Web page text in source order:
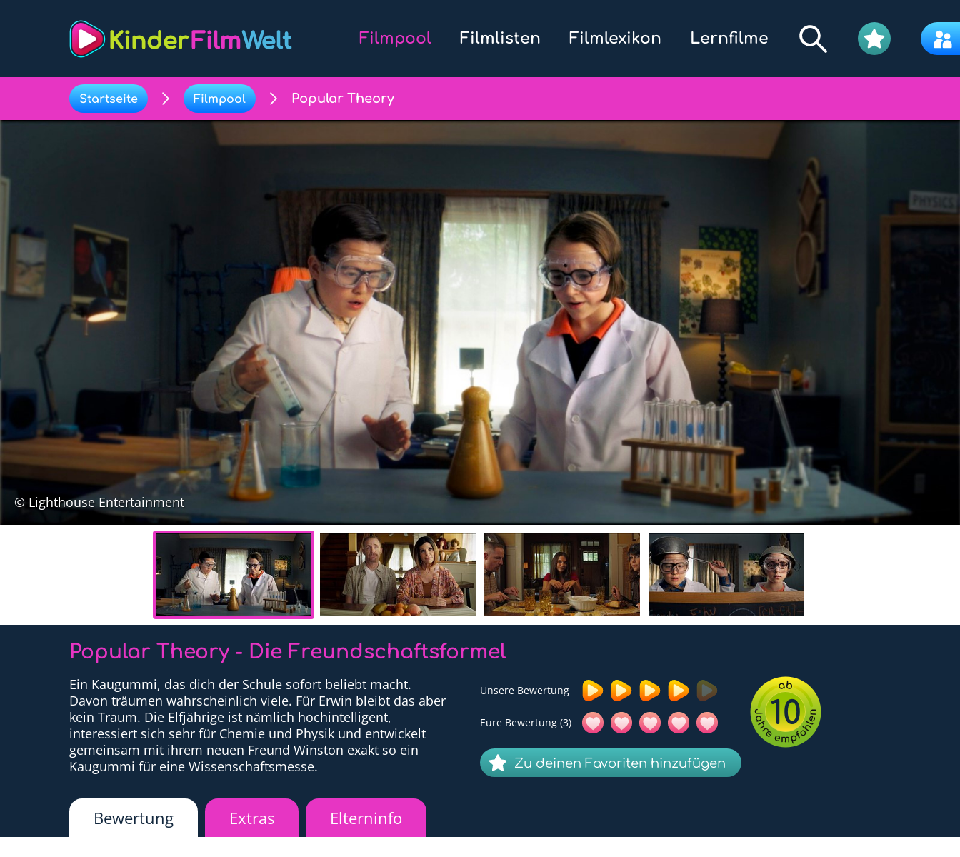
Filmpool Filmlisten Filmlexikon Lernfilme Filmpool
Startseite Filmpool Popular Theory
© Lighthouse Entertainment
Popular Theory - Die Freundschaftsformel
Ein Kaugummi, das dich der Schule sofort beliebt macht.
Davon träumen wahrscheinlich viele. Für Erwin bleibt das aber
kein Traum. Die Elfjährige ist nämlich hochintelligent,
interessiert sich sehr für Chemie und Physik und entwickelt
gemeinsam mit ihrem neuen Freund Winston exakt so ein
Kaugummi für eine Wissenschaftsmesse.
Unsere Bewertung
Eure Bewertung (3) 10
Zu deinen Favoriten hinzufügen
Bewertung Extras Elterninfo